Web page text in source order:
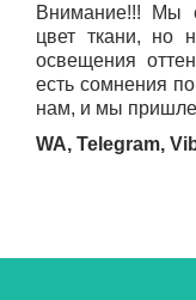
Внимание!!! Мы
цвет ткани, но
освещения
есть сомнения
нам, и мы
WA, Telegram,